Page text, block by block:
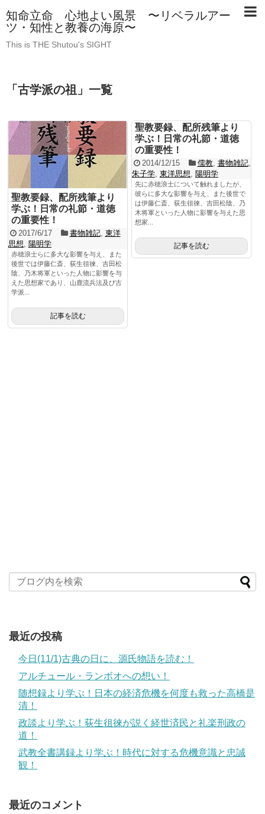
知命立命 心地よい風景 〜リベラルアー
ツ・知性と教養の海原〜
This is THE Shutou's SIGHT
「 古学派の祖 」 一覧
聖教要録、配所残筆より
学ぶ！日常の礼節・道徳
の重要性！
2017/6/17 書物雑記, 東洋
思想
陽明学
赤穂浪士らに多大な影響を与え、また
後世では伊藤仁斎、荻生徂徠、吉田松
陰、乃木将軍といった人物に影響を与
えた思想家であり、山鹿流兵法及び古
学派...
記事を読む
聖教要録、配所残筆より
学ぶ！日常の礼節・道徳
の重要性！
2014/12/15 儒教, 書物雑記,
朱子学 東洋思想 陽明学
先に赤穂浪士について触れましたが、
彼らに多大な影響を与え、また後世で
は伊藤仁斎、荻生徂徠、吉田松陰、乃
木将軍といった人物に影響を与えた思
想家...
記事を読む
最近の投稿
今日(11/1)古典の日に、源氏物語を読む！
アルチュール・ランボオへの想い！
随想録より学ぶ！日本の経済危機を何度も救った高橋是
清！
政談より学ぶ！荻生徂徠が説く経世済民と礼楽刑政の
道！
武教全書講録より学ぶ！時代に対する危機意識と忠誠
観！
最近のコメント